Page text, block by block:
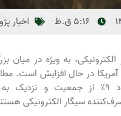
5:16 ق.ظ اخبار
به ویژه در میان
آمریکا در حال افزایش است.
سیگار الکترونیکی